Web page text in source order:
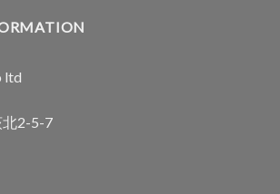
ltd
北2-5-7